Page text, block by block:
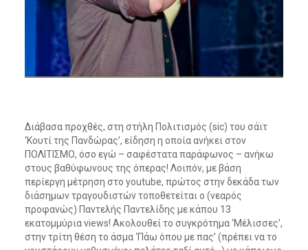
Διάβασα προχθές, στη στήλη Πολιτισμός (sic) του σάϊτ
‘Κουτί της Πανδώρας’, είδηση η οποία ανήκει στον
ΠΟΛΙΤΙΣΜΟ, όσο εγώ – σαφέστατα παράφωνος – ανήκω
στους βαθύφωνους της όπερας! Λοιπόν, με βάση
περίεργη μέτρηση στο youtube, πρώτος στην δεκάδα των
διάσημων τραγουδιστών τοποθετείται ο (νεαρός
προφανώς) Παντελής Παντελίδης με κάπου 13
εκατομμύρια views! Ακολουθεί το συγκρότημα ‘Μέλισσες’,
στην τρίτη θέση το άσμα ‘Πάω όπου με πας’ (πρέπει να το